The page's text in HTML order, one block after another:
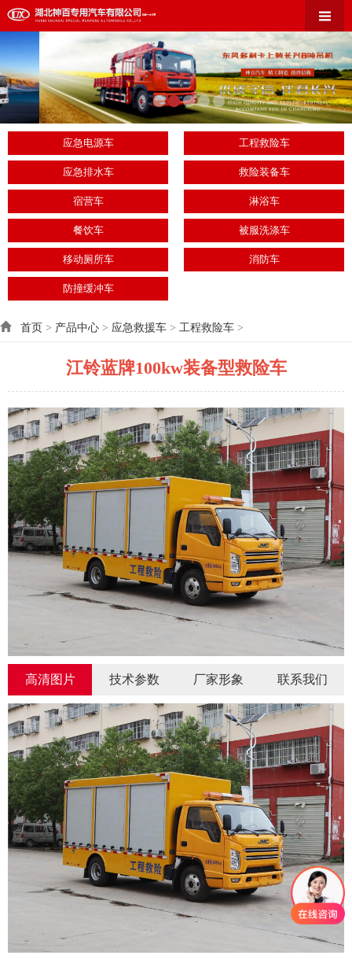
应急电源车 工程救险车
应急排水车 救险装备车
宿营车 淋浴车
餐饮车 被服洗涤车
移动厕所车 消防车
防撞缓冲车
首页 > 产品中心 > 应急救援车 > 工程救险车 >
江铃蓝牌100kw装备型救险车
高清图片 技术参数 厂家形象 联系我们